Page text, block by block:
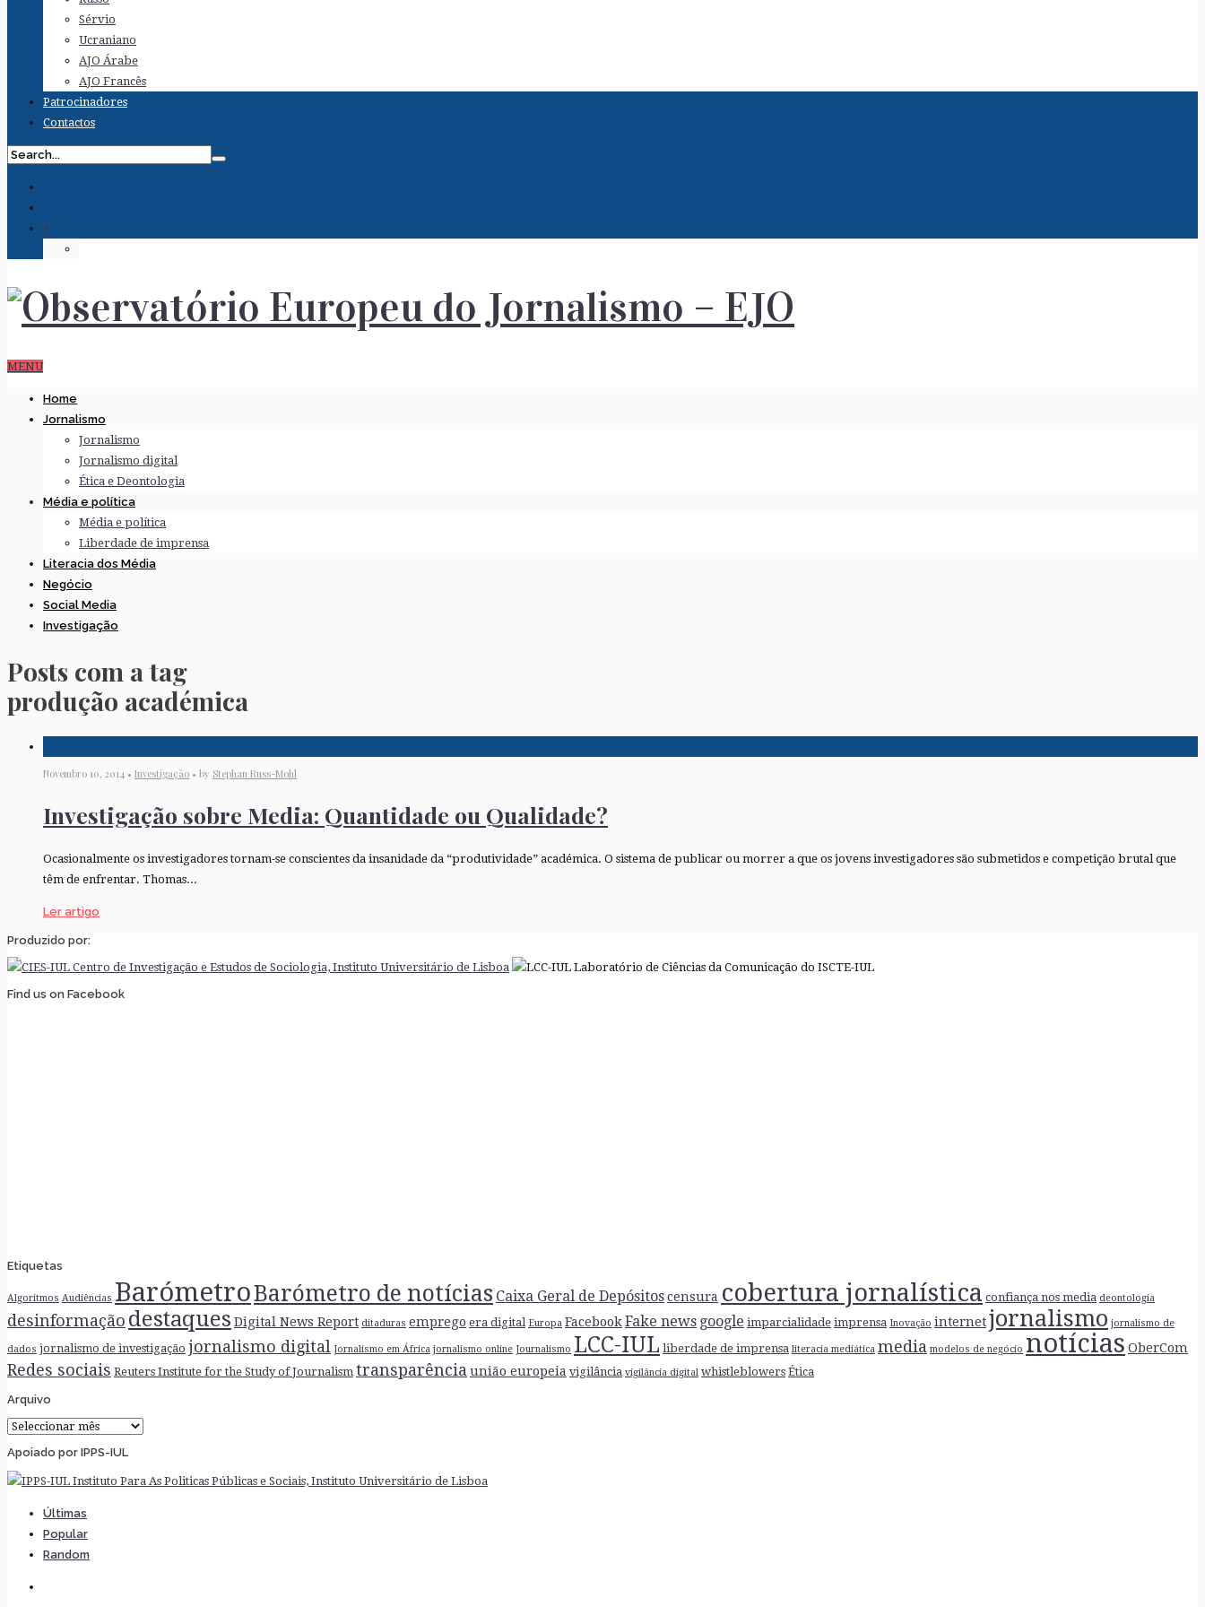
Sérvio
Ucraniano
AJO Árabe
AJO Francês
Patrocinadores
Contactos
+
MENU
Home
Jornalismo
Jornalismo
Jornalismo digital
Ética e Deontologia
Média e política
Média e política
Liberdade de imprensa
Literacia dos Média
Negócio
Social Media
Investigação
Posts com a tag
produção académica
Novembro 10, 2014 • Investigação • by Stephan Russ-Mohl
Investigação sobre Media: Quantidade ou Qualidade?
Ocasionalmente os investigadores tornam-se conscientes da insanidade da “produtividade” académica. O sistema de publicar ou morrer a que os jovens investigadores são submetidos e competição brutal que
têm de enfrentar. Thomas...
Ler artigo
Produzido por:
Find us on Facebook
Etiquetas
Algoritmos Audiências BarómetroBarómetro de notícias Caixa Geral de Depósitoscensura cobertura jornalística confiança nos media deontologia
desinformação destaques Digital News Report ditaduras emprego era digital Europa Facebook Fake news google imparcialidade imprensa Inovação internetjornalismo jornalismo de
dados jornalismo de investigação jornalismo digital Jornalismo em África jornalismo online Journalismo LCC-IUL liberdade de imprensa literacia mediática media modelos de negócio notícias OberCom
Redes sociais Reuters Institute for the Study of Journalism transparência união europeia vigilância vigilância digital whistleblowers Ética
Arquivo
Arquivo
Apoiado por IPPS-IUL
Últimas
Popular
Random